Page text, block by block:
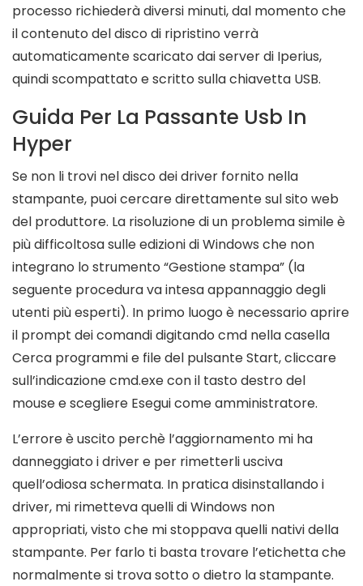
processo richiederà diversi minuti, dal momento che
il contenuto del disco di ripristino verrà
automaticamente scaricato dai server di Iperius,
quindi scompattato e scritto sulla chiavetta USB.
Guida Per La Passante Usb In
Hyper
Se non li trovi nel disco dei driver fornito nella
stampante, puoi cercare direttamente sul sito web
del produttore. La risoluzione di un problema simile è
più difficoltosa sulle edizioni di Windows che non
integrano lo strumento “Gestione stampa” (la
seguente procedura va intesa appannaggio degli
utenti più esperti). In primo luogo è necessario aprire
il prompt dei comandi digitando cmd nella casella
Cerca programmi e file del pulsante Start, cliccare
sull’indicazione cmd.exe con il tasto destro del
mouse e scegliere Esegui come amministratore.
L’errore è uscito perchè l’aggiornamento mi ha
danneggiato i driver e per rimetterli usciva
quell’odiosa schermata. In pratica disinstallando i
driver, mi rimetteva quelli di Windows non
appropriati, visto che mi stoppava quelli nativi della
stampante. Per farlo ti basta trovare l’etichetta che
normalmente si trova sotto o dietro la stampante.